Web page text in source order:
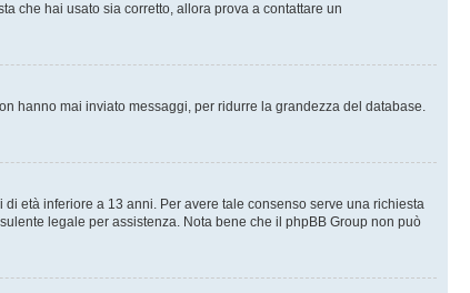
che hai usato sia corretto, allora prova a contattare un
hanno mai inviato messaggi, per ridurre la grandezza del database.
età inferiore a 13 anni. Per avere tale consenso serve una richiesta
legale per assistenza. Nota bene che il phpBB Group non può